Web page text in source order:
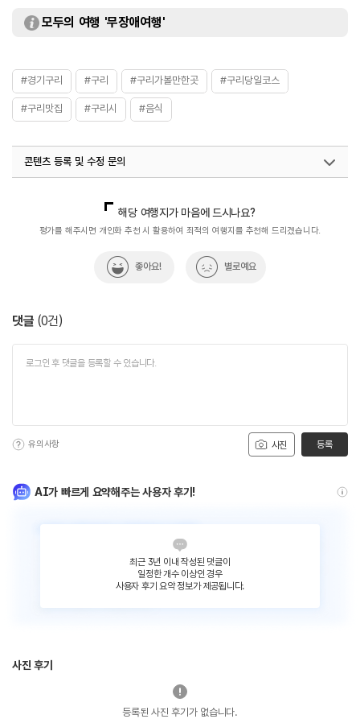
모두의 여행 '무장애여행'
#경기구리 #구리 #구리가볼만한곳 #구리당일코스
#구리맛집 #구리시 #음식
콘텐츠 등록 및 수정 문의
해당 여행지가 마음에 드시나요?
평가를 해주시면 개인화 추천 시 활용하여 최적의 여행지를 추천해 드리겠습니다.
좋아요! 별로예요
댓글 (0건)
사진
유의사항 등록
AI가 빠르게 요약해주는 사용자 후기!
최근 3년 이내 작성된 댓글이
일정한 개수 이상인 경우
사용자 후기 요약 정보가 제공됩니다.
사진 후기
등록된 사진 후기가 없습니다.